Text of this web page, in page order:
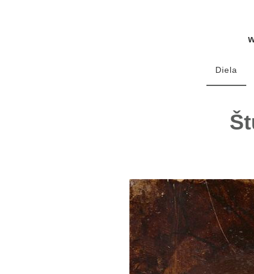
Diela